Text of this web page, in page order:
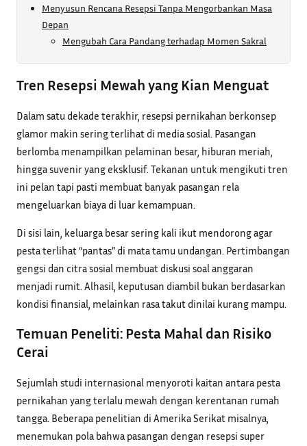
Menyusun Rencana Resepsi Tanpa Mengorbankan Masa
Depan
Mengubah Cara Pandang terhadap Momen Sakral
Tren Resepsi Mewah yang Kian Menguat
Dalam satu dekade terakhir, resepsi pernikahan berkonsep
glamor makin sering terlihat di media sosial. Pasangan
berlomba menampilkan pelaminan besar, hiburan meriah,
hingga suvenir yang eksklusif. Tekanan untuk mengikuti tren
ini pelan tapi pasti membuat banyak pasangan rela
mengeluarkan biaya di luar kemampuan.
Di sisi lain, keluarga besar sering kali ikut mendorong agar
pesta terlihat “pantas” di mata tamu undangan. Pertimbangan
gengsi dan citra sosial membuat diskusi soal anggaran
menjadi rumit. Alhasil, keputusan diambil bukan berdasarkan
kondisi finansial, melainkan rasa takut dinilai kurang mampu.
Temuan Peneliti: Pesta Mahal dan Risiko
Cerai
Sejumlah studi internasional menyoroti kaitan antara pesta
pernikahan yang terlalu mewah dengan kerentanan rumah
tangga. Beberapa penelitian di Amerika Serikat misalnya,
menemukan pola bahwa pasangan dengan resepsi super